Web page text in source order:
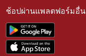
ช้อปผ่านแพลตฟอร์มอื่น